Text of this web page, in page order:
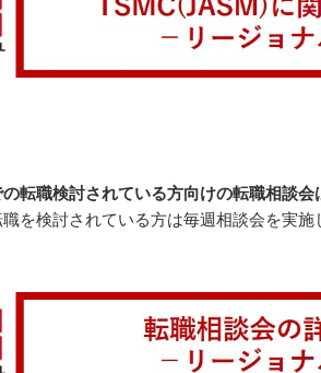
の転職検討されている方向けの転職相談会
を検討されている方は毎週相談会を実